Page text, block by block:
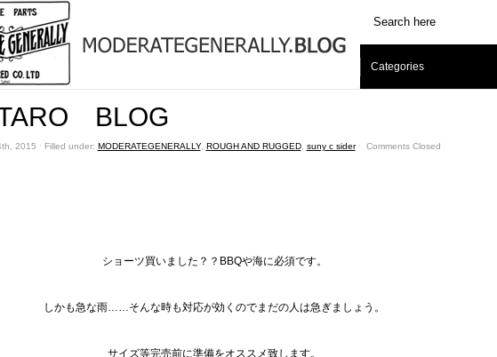
Categories
BLOG
2015 ˑ Filled under: MODERATEGENERALLY, ROUGH AND RUGGED, suny c siderˑ Comments Closed
ショーツ買いました？？BBQや海に必須です。
しかも急な雨……そんな時も対応が効くのでまだの人は急ぎましょう。
サイズ等完売前に準備をオススメ致します。